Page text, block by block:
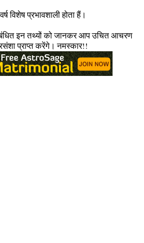
विशेष प्रभावशाली होता हैं।
इन तथ्यों को जानकर आप उचित आचरण
प्राप्त करेंगे। नमस्कार!!